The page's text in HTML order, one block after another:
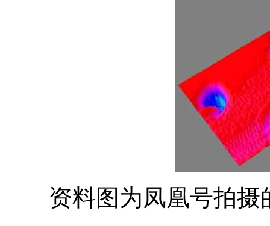
资料图为凤凰号拍